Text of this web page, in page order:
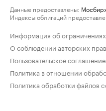
Данные предоставлены:
Индексы облигаций
Информация об ограничениях
О соблюдении авторских прав
Пользовательское соглашение
Политика в отношении
Политика обработки файлов